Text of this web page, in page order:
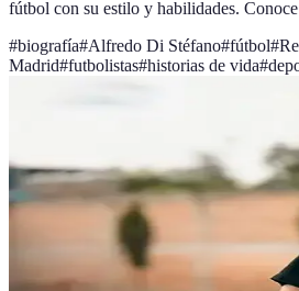
fútbol con su estilo y habilidades.
#biografía#Alfredo Di Stéfano#fútbol#
Madrid#futbolistas#historias de vida#